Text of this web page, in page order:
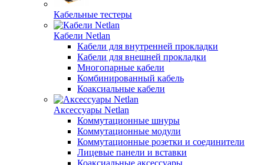
Кабельные тестеры
Кабели Netlan
Кабели для внутренней прокладки
Кабели для внешней прокладки
Многопарные кабели
Комбинированный кабель
Коаксиальные кабели
Аксессуары Netlan
Коммутационные шнуры
Коммутационные модули
Коммутационные розетки и соединители
Лицевые панели и вставки
Коаксиальные аксессуары